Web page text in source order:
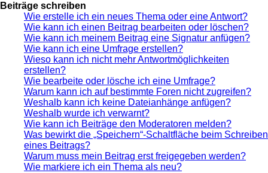
Beiträge schreiben
Wie erstelle ich ein neues Thema oder eine Antwort?
Wie kann ich einen Beitrag bearbeiten oder löschen?
Wie kann ich meinem Beitrag eine Signatur anfügen?
Wie kann ich eine Umfrage erstellen?
Wieso kann ich nicht mehr Antwortmöglichkeiten
erstellen?
Wie bearbeite oder lösche ich eine Umfrage?
Warum kann ich auf bestimmte Foren nicht zugreifen?
Weshalb kann ich keine Dateianhänge anfügen?
Weshalb wurde ich verwarnt?
Wie kann ich Beiträge den Moderatoren melden?
Was bewirkt die „Speichern“-Schaltfläche beim Schreiben
eines Beitrags?
Warum muss mein Beitrag erst freigegeben werden?
Wie markiere ich ein Thema als neu?